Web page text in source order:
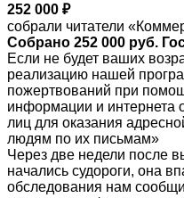
252 000 ₽
собрали читатели
Собрано 252 000 руб.
Если не будет ваших
реализацию нашей
пожертвований при
информации и интернета
лиц для оказания
людям по их письмам»
Через две недели после
начались судороги, она
обследования нам